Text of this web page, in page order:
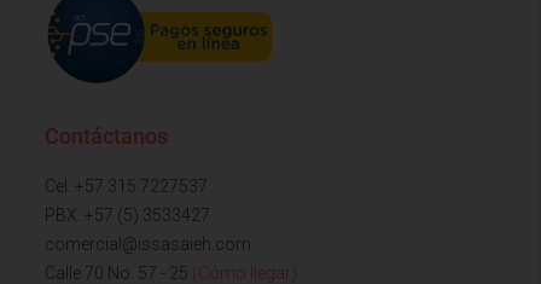
Contáctanos
Cel: +57 315 7227537
PBX: +57 (5) 3533427
comercial@issasaieh.com
Calle 70 No. 57 - 25 (Cómo llegar)